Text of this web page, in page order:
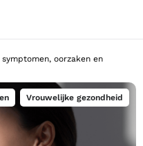
oorzaken en
Vrouwelijke gezondheid